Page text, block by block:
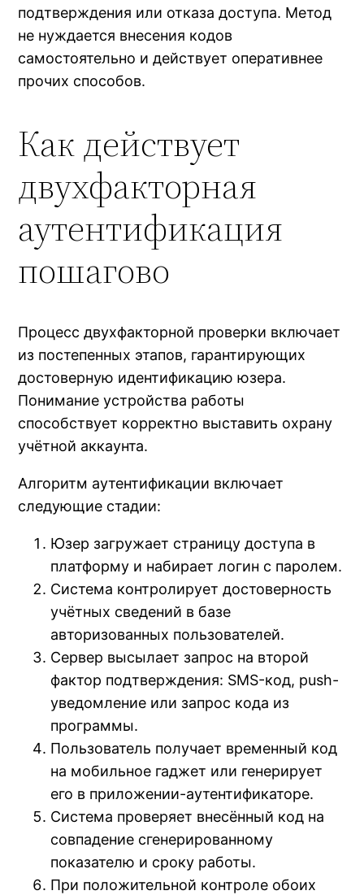
подтверждения или отказа доступа. Метод
не нуждается внесения кодов
самостоятельно и действует оперативнее
прочих способов.
Как действует
двухфакторная
аутентификация
пошагово
Процесс двухфакторной проверки включает
из постепенных этапов, гарантирующих
достоверную идентификацию юзера.
Понимание устройства работы
способствует корректно выставить охрану
учётной аккаунта.
Алгоритм аутентификации включает
следующие стадии:
Юзер загружает страницу доступа в
платформу и набирает логин с паролем.
Система контролирует достоверность
учётных сведений в базе
авторизованных пользователей.
Сервер высылает запрос на второй
фактор подтверждения: SMS-код, push-
уведомление или запрос кода из
программы.
Пользователь получает временный код
на мобильное гаджет или генерирует
его в приложении-аутентификаторе.
Система проверяет внесённый код на
совпадение сгенерированному
показателю и сроку работы.
При положительной контроле обоих